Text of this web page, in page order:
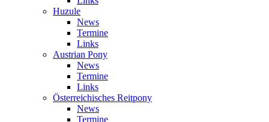
Huzule
News
Termine
Links
Austrian Pony
News
Termine
Links
Österreichisches Reitpony
News
Termine